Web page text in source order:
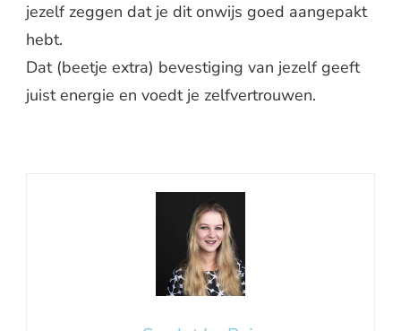
jezelf zeggen dat je dit onwijs goed aangepakt
hebt.
Dat (beetje extra) bevestiging van jezelf geeft
juist energie en voedt je zelfvertrouwen.